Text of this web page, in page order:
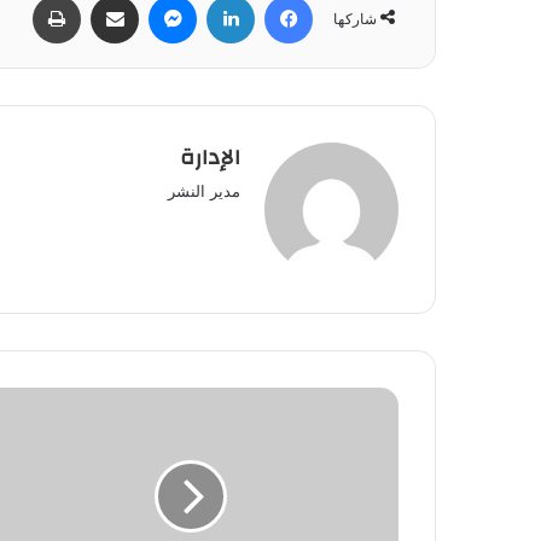
شاركها
الإدارة
مدير النشر
هذه